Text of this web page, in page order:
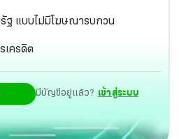
รัฐ แบบไม่มีโฆษณารบกวน
เครดิต
มีบัญชีอยู่แล้ว? เข้าสู่ระบบ